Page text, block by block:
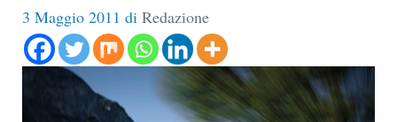
3 Maggio 2011 di Redazione